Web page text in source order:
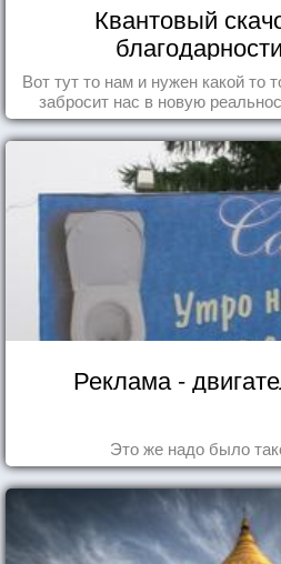
Квантовый
Вот тут то нам и нужен какой то
забросит нас в новую
Реклама -
Это же надо было